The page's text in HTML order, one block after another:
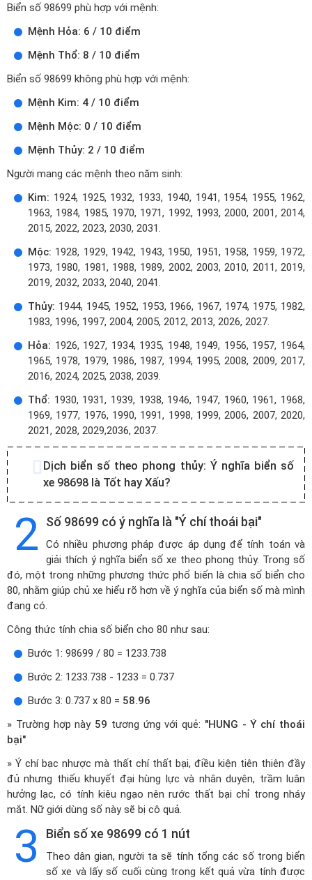
Biển số 98699 phù hợp với mệnh:
Mệnh Hỏa: 6 / 10 điểm
Mệnh Thổ: 8 / 10 điểm
Biển số 98699 không phù hợp với mệnh:
Mệnh Kim: 4 / 10 điểm
Mệnh Mộc: 0 / 10 điểm
Mệnh Thủy: 2 / 10 điểm
Người mang các mệnh theo năm sinh:
Kim: 1924, 1925, 1932, 1933, 1940, 1941, 1954, 1955, 1962,
1963, 1984, 1985, 1970, 1971, 1992, 1993, 2000, 2001, 2014,
2015, 2022, 2023, 2030, 2031.
Mộc: 1928, 1929, 1942, 1943, 1950, 1951, 1958, 1959, 1972,
1973, 1980, 1981, 1988, 1989, 2002, 2003, 2010, 2011, 2019,
2019, 2032, 2033, 2040, 2041.
Thủy: 1944, 1945, 1952, 1953, 1966, 1967, 1974, 1975, 1982,
1983, 1996, 1997, 2004, 2005, 2012, 2013, 2026, 2027.
Hỏa: 1926, 1927, 1934, 1935, 1948, 1949, 1956, 1957, 1964,
1965, 1978, 1979, 1986, 1987, 1994, 1995, 2008, 2009, 2017,
2016, 2024, 2025, 2038, 2039.
Thổ: 1930, 1931, 1939, 1938, 1946, 1947, 1960, 1961, 1968,
1969, 1977, 1976, 1990, 1991, 1998, 1999, 2006, 2007, 2020,
2021, 2028, 2029,2036, 2037.
Dịch biển số theo phong thủy: Ý nghĩa biển số
xe 98698 là Tốt hay Xấu?
2 Số 98699 có ý nghĩa là "Ý chí thoái bại"
Có nhiều phương pháp được áp dụng để tính toán và
giải thích ý nghĩa biển số xe theo phong thủy. Trong số
đó, một trong những phương thức phổ biến là chia số biển cho
80, nhằm giúp chủ xe hiểu rõ hơn về ý nghĩa của biển số mà mình
đang có.
Công thức tính chia số biển cho 80 như sau:
Bước 1: 98699 / 80 = 1233.738
Bước 2: 1233.738 - 1233 = 0.737
Bước 3: 0.737 x 80 = 58.96
» Trường hợp này 59 tương ứng với quẻ: "HUNG - Ý chí thoái
bại"
» Ý chí bạc nhược mà thất chí thất bại, điều kiện tiên thiên đầy
đủ nhưng thiếu khuyết đại hùng lực và nhân duyên, trầm luân
hưởng lạc, có tính kiêu ngạo nên rước thất bại chỉ trong nháy
mắt. Nữ giới dùng số này sẽ bị cô quả.
3 Biển số xe 98699 có 1 nút
Theo dân gian, người ta sẽ tính tổng các số trong biển
số xe và lấy số cuối cùng trong kết quả vừa tính được